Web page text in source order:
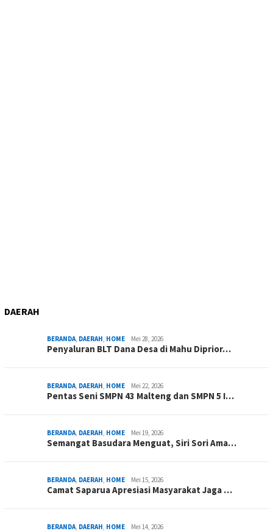
DAERAH
BERANDA, DAERAH, HOME Mei 28, 2026
Penyaluran BLT Dana Desa di Mahu Diprior…
BERANDA, DAERAH, HOME Mei 22, 2026
Pentas Seni SMPN 43 Malteng dan SMPN 5 I…
BERANDA, DAERAH, HOME Mei 19, 2026
Semangat Basudara Menguat, Siri Sori Ama…
BERANDA, DAERAH, HOME Mei 15, 2026
Camat Saparua Apresiasi Masyarakat Jaga …
BERANDA, DAERAH, HOME Mei 14, 2026